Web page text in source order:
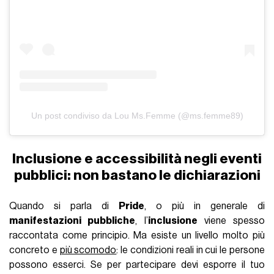
Un post condiviso da Lou Ms.Femme (@ms.femme89)
Inclusione e accessibilità negli eventi
pubblici: non bastano le dichiarazioni
Quando si parla di Pride, o più in generale di
manifestazioni pubbliche, l’inclusione viene spesso
raccontata come principio. Ma esiste un livello molto più
concreto e più scomodo: le condizioni reali in cui le persone
possono esserci. Se per partecipare devi esporre il tuo